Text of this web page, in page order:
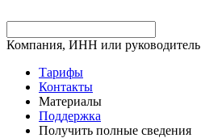
Компания, ИНН или руководитель
Тарифы
Контакты
Материалы
Поддержка
Получить полные сведения